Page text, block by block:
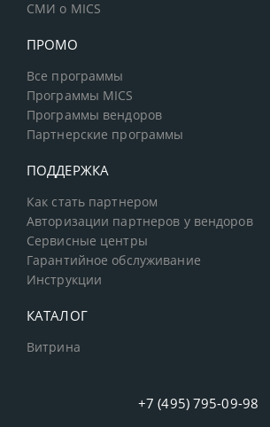
СМИ о MICS
ПРОМО
Все программы
Программы MICS
Программы вендоров
Партнерские программы
ПОДДЕРЖКА
Как стать партнером
Авторизации партнеров у вендоров
Сервисные центры
Гарантийное обслуживание
Инструкции
КАТАЛОГ
Витрина
+7 (495) 795-09-98